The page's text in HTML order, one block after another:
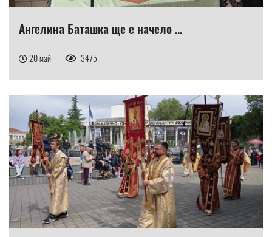
Ангелина Баташка ще е начело ...
20 май 3475